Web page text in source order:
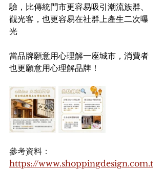
驗，比傳統門市更容易吸引潮流族群、
觀光客，也更容易在社群上產生二次曝
光
當品牌願意用心理解一座城市，消費者
也更願意用心理解品牌！
參考資料：
https://www.shoppingdesign.com.t